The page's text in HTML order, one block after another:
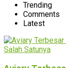
Trending
Comments
Latest